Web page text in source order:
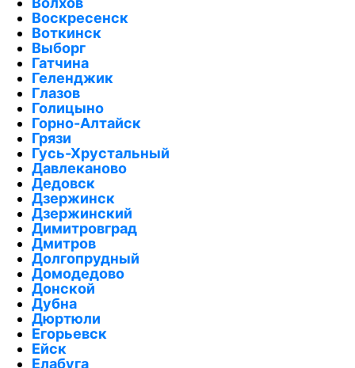
Воскресенск
Воткинск
Выборг
Гатчина
Геленджик
Глазов
Голицыно
Горно-Алтайск
Грязи
Гусь-Хрустальный
Давлеканово
Дедовск
Дзержинск
Дзержинский
Димитровград
Дмитров
Долгопрудный
Домодедово
Донской
Дубна
Дюртюли
Егорьевск
Ейск
Елабуга